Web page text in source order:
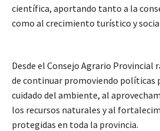
científica, aportando tanto a la
como al crecimiento turístico y
Desde el Consejo Agrario Provincial
de continuar promoviendo políticas
cuidado del ambiente, al
los recursos naturales y al
protegidas en toda la provincia.